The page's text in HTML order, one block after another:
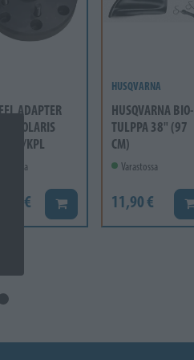
ADAPTER
POLARIS
1/KPL
€ Lisää koriin
HUSQVARNA
HUSQVARNA BIO-
TULPPA 38" (97
CM)
Varastossa
11,90 €